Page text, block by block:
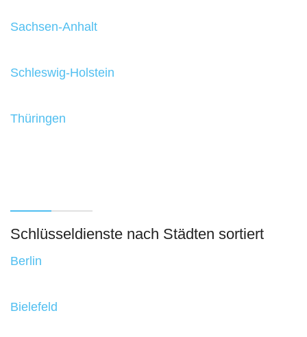
Sachsen-Anhalt
Schleswig-Holstein
Thüringen
Schlüsseldienste nach Städten sortiert
Berlin
Bielefeld